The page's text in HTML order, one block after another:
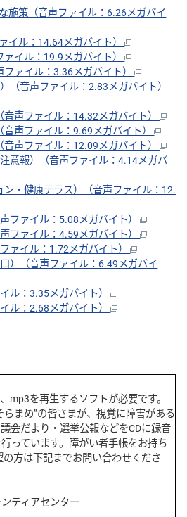
施策（音声ファイル：6.26メガバイ
イル：14.64メガバイト）
ァイル：19.9メガバイト）
ファイル：3.36メガバイト）
（音声ファイル：2.83メガバイト）
音声ファイル：14.32メガバイト）
音声ファイル：9.69メガバイト）
音声ファイル：12.09メガバイト）
意報）（音声ファイル：4.14メガバ
・健康テラス）（音声ファイル：12.
ファイル：5.08メガバイト）
ファイル：4.59メガバイト）
ァイル：1.72メガバイト）
）（音声ファイル：6.49メガバイ
ル：3.35メガバイト）
ル：2.68メガバイト）
mp3を再生するソフトが必要です。
まめ”の皆さまが、視覚に障害がある
会だより・選挙公報などをCDに録音
っています。障がい者手帳をお持ち
の方は下記までお問い合わせくださ
ティアセンター